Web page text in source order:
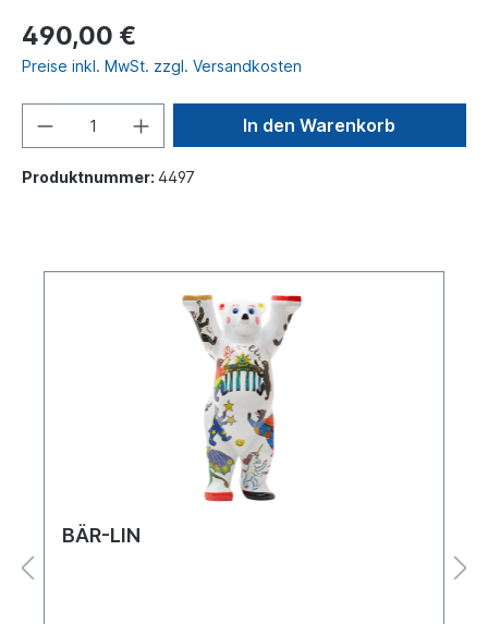
490,00 €
Preise inkl. MwSt. zzgl. Versandkosten
In den Warenkorb
Produktnummer: 4497
BÄR-LIN